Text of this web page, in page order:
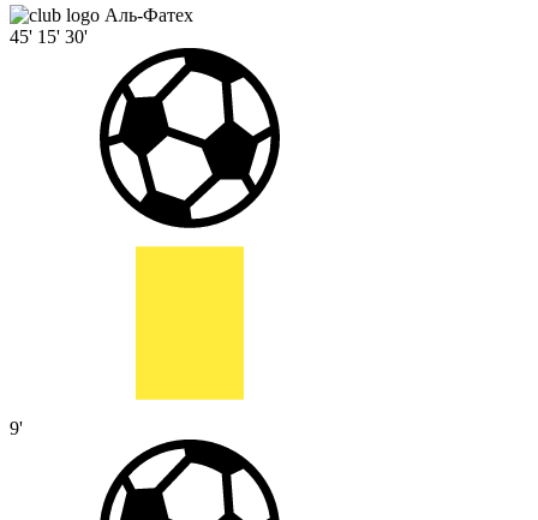
Аль-Фатех
45' 15' 30'
9'